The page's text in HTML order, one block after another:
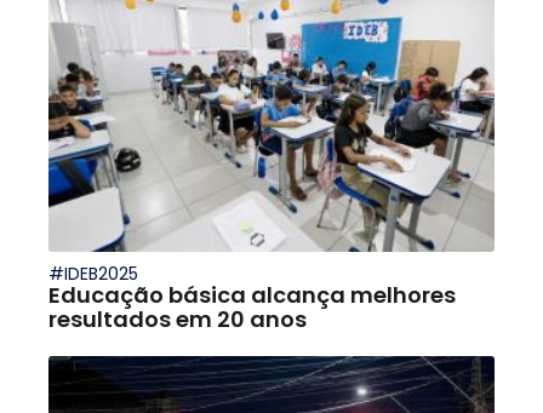
#IDEB2025
Educação básica alcança melhores
resultados em 20 anos